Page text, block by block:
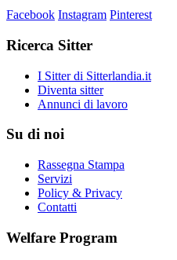
Facebook Instagram Pinterest
Ricerca Sitter
I Sitter di Sitterlandia.it
Diventa sitter
Annunci di lavoro
Su di noi
Rassegna Stampa
Servizi
Policy & Privacy
Contatti
Welfare Program